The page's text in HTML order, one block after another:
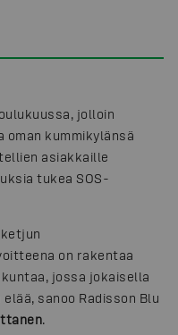
jolloin
kummikylänsä
asiakkaille
tukea SOS-
on rakentaa
jossa jokaisella
sanoo Radisson Blu
.